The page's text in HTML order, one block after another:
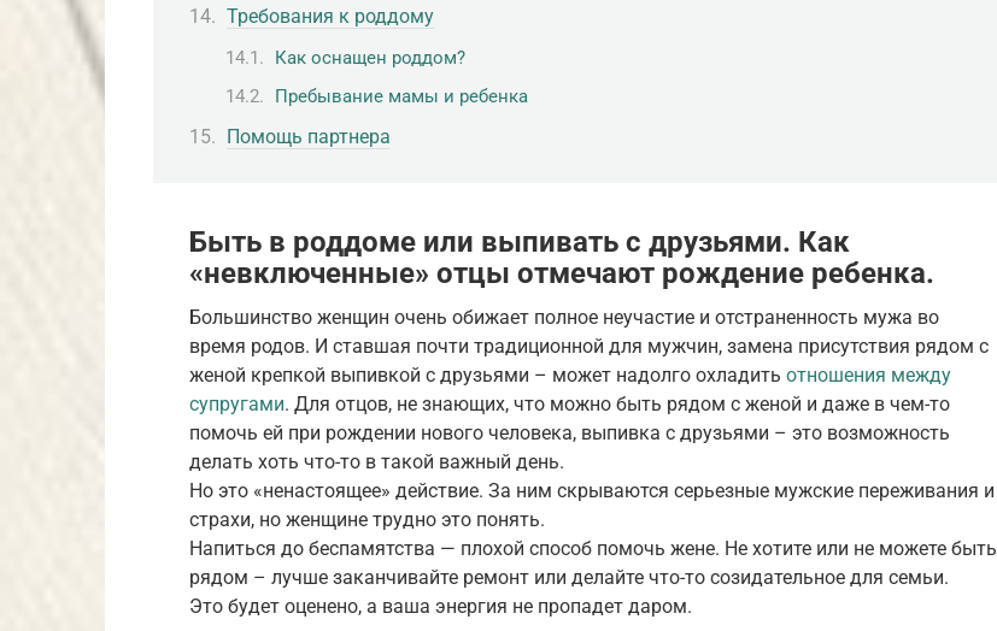
Требования к роддому
Как оснащен роддом?
Пребывание мамы и ребенка
Помощь партнера
Быть в роддоме или выпивать с друзьями. Как
«невключенные» отцы отмечают рождение ребенка.
Большинство женщин очень обижает полное неучастие и отстраненность мужа во
время родов. И ставшая почти традиционной для мужчин, замена присутствия рядом с
женой крепкой выпивкой с друзьями – может надолго охладить отношения между
супругами. Для отцов, не знающих, что можно быть рядом с женой и даже в чем-то
помочь ей при рождении нового человека, выпивка с друзьями – это возможность
делать хоть что-то в такой важный день.
Но это «ненастоящее» действие. За ним скрываются серьезные мужские переживания и
страхи, но женщине трудно это понять.
Напиться до беспамятства — плохой способ помочь жене. Не хотите или не можете быть
рядом – лучше заканчивайте ремонт или делайте что-то созидательное для семьи.
Это будет оценено, а ваша энергия не пропадет даром.